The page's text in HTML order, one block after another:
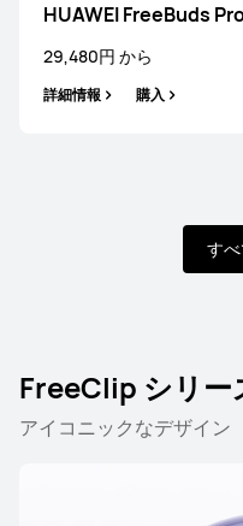
HUAWEI FreeBuds
29,480円 から
詳細情報 購入
す
FreeClip シリー
アイコニックなデザイン